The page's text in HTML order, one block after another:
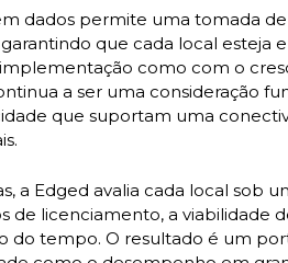
dados permite uma tomada
que cada local esteja
como com o
a ser uma consideração
que suportam uma
a Edged avalia cada local sob
de licenciamento, a viabilidade
do tempo. O resultado é um